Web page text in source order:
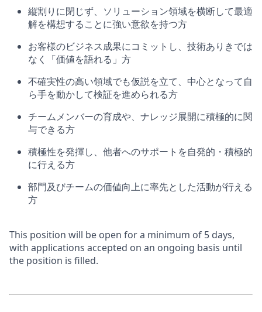
縦割りに閉じず、ソリューション領域を横断して最適
解を構想することに強い意欲を持つ方
お客様のビジネス成果にコミットし、技術ありきでは
なく「価値を語れる」方
不確実性の高い領域でも仮説を立て、中心となって自
ら手を動かして検証を進められる方
チームメンバーの育成や、ナレッジ展開に積極的に関
与できる方
積極性を発揮し、他者へのサポートを自発的・積極的
に行える方
部門及びチームの価値向上に率先とした活動が行える
方
This position will be open for a minimum of 5 days,
with applications accepted on an ongoing basis until
the position is filled.